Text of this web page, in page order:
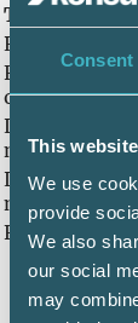
Consent
This
We use
provide
We also
our social
may
Traktamente
Reducering för
Frukost, lunch
och middag
Lunch och
middag
Lunch eller
middag
Frukost